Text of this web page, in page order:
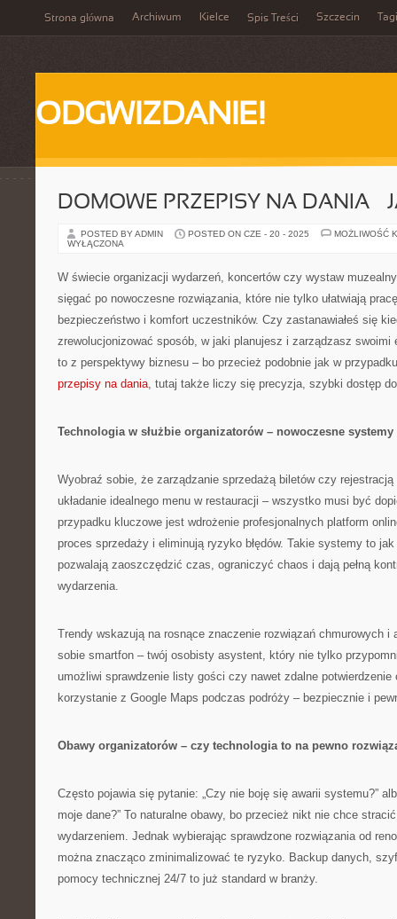
Strona główna Archiwum Kielce Spis Treści Szczecin Tagi
ODGWIZDANIE!
DOMOWE PRZEPISY NA DANIA –
POSTED BY ADMIN POSTED ON CZE - 20 - 2025
MOŻLIWOŚĆ
WYŁĄCZONA
W świecie organizacji wydarzeń, koncertów czy wystaw
sięgać po nowoczesne rozwiązania, które nie tylko ułatwiają
bezpieczeństwo i komfort uczestników. Czy zastanawiałeś się
zrewolucjonizować sposób, w jaki planujesz i zarządzasz swoimi
to z perspektywy biznesu – bo przecież podobnie jak w
przepisy na dania, tutaj także liczy się precyzja, szybki dostęp
Technologia w służbie organizatorów – nowoczesne
Wyobraź sobie, że zarządzanie sprzedażą biletów czy
układanie idealnego menu w restauracji – wszystko musi być
przypadku kluczowe jest wdrożenie profesjonalnych platform
proces sprzedaży i eliminują ryzyko błędów. Takie systemy to
pozwalają zaoszczędzić czas, ograniczyć chaos i dają pełną
wydarzenia.
Trendy wskazują na rosnące znaczenie rozwiązań chmurowych i
sobie smartfon – twój osobisty asystent, który nie tylko
umożliwi sprawdzenie listy gości czy nawet zdalne potwierdzenie
korzystanie z Google Maps podczas podróży – bezpiecznie i
Obawy organizatorów – czy technologia to na pewno
Często pojawia się pytanie: „Czy nie boję się awarii systemu?”
moje dane?” To naturalne obawy, bo przecież nikt nie chce
wydarzeniem. Jednak wybierając sprawdzone rozwiązania od
można znacząco zminimalizować te ryzyko. Backup danych,
pomocy technicznej 24/7 to już standard w branży.